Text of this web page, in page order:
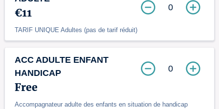
€11
TARIF UNIQUE Adultes (pas de tarif réduit)
0
ACC ADULTE ENFANT
HANDICAP
Free
Accompagnateur adulte des enfants en situation de handicap
0